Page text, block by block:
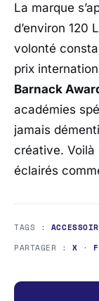
La marque
d’environ 120
volonté
prix
Barnack
académies
jamais
créative. Voilà
éclairés
TAGS :
PARTAGER :X ·